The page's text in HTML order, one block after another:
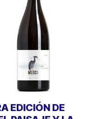
EDICIÓN DE